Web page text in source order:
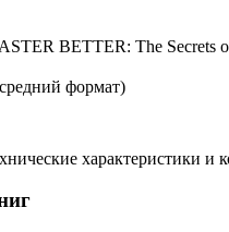
BETTER: The Secrets
формат)
характеристики и